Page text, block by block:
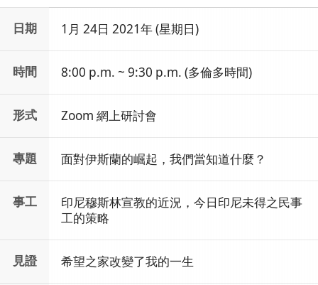
日期 1月 24日 2021年 (星期日)
時間 8:00 p.m. ~ 9:30 p.m. (多倫多時間)
形式 Zoom 網上研討會
專題 面對伊斯蘭的崛起，我們當知道什麼？
事工
印尼穆斯林宣教的近況，今日印尼未得之民事
工的策略
見證 希望之家改變了我的一生